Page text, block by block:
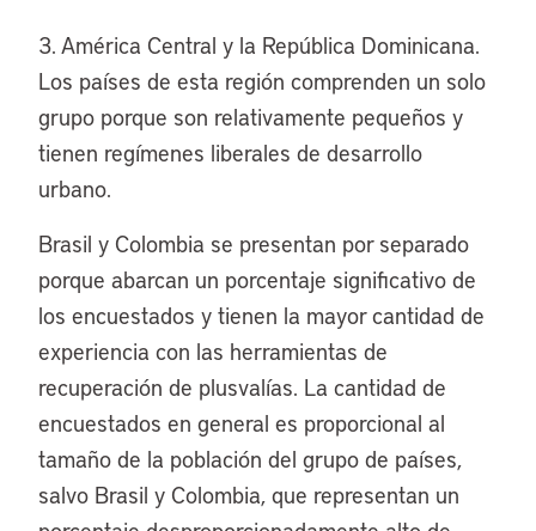
3. América Central y la República Dominicana.
Los países de esta región comprenden un solo
grupo porque son relativamente pequeños y
tienen regímenes liberales de desarrollo
urbano.
Brasil y Colombia se presentan por separado
porque abarcan un porcentaje significativo de
los encuestados y tienen la mayor cantidad de
experiencia con las herramientas de
recuperación de plusvalías. La cantidad de
encuestados en general es proporcional al
tamaño de la población del grupo de países,
salvo Brasil y Colombia, que representan un